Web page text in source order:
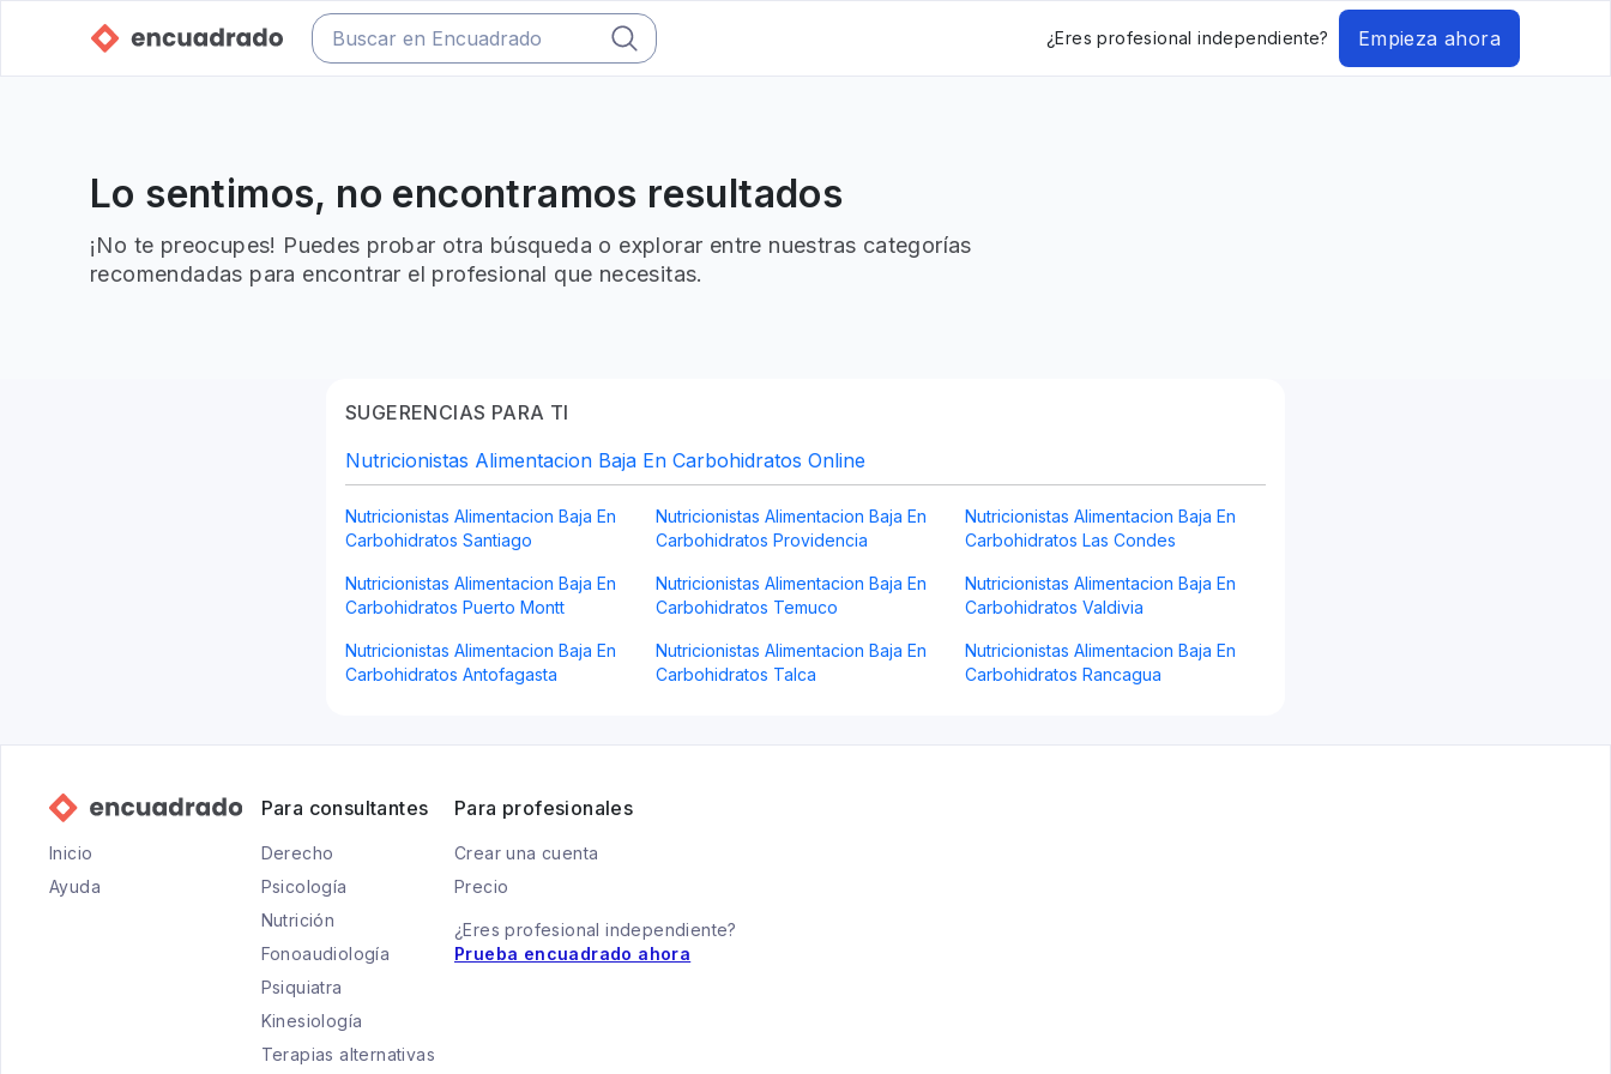
¿Eres profesional independiente? Empieza ahora
Lo sentimos, no encontramos resultados
¡No te preocupes! Puedes probar otra búsqueda o explorar entre nuestras categorías
recomendadas para encontrar el profesional que necesitas.
SUGERENCIAS PARA TI
Nutricionistas Alimentacion Baja En Carbohidratos Online
Nutricionistas Alimentacion Baja En
Carbohidratos Santiago
Nutricionistas Alimentacion Baja En
Carbohidratos Providencia
Nutricionistas Alimentacion Baja En
Carbohidratos Las Condes
Nutricionistas Alimentacion Baja En
Carbohidratos Puerto Montt
Nutricionistas Alimentacion Baja En
Carbohidratos Temuco
Nutricionistas Alimentacion Baja En
Carbohidratos Valdivia
Nutricionistas Alimentacion Baja En
Carbohidratos Antofagasta
Nutricionistas Alimentacion Baja En
Carbohidratos Talca
Nutricionistas Alimentacion Baja En
Carbohidratos Rancagua
Inicio
Ayuda
Para consultantes
Derecho
Psicología
Nutrición
Fonoaudiología
Psiquiatra
Kinesiología
Terapias alternativas
Para profesionales
Crear una cuenta
Precio
¿Eres profesional independiente?
Prueba encuadrado ahora